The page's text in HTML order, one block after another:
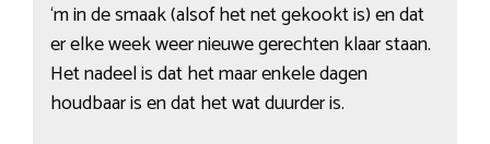
‘m in de smaak (alsof het net gekookt is) en dat
er elke week weer nieuwe gerechten klaar staan.
Het nadeel is dat het maar enkele dagen
houdbaar is en dat het wat duurder is.